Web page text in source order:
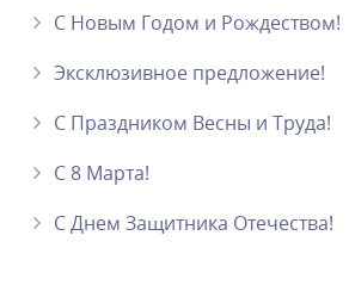
С Новым Годом и Рождеством!
Эксклюзивное предложение!
С Праздником Весны и Труда!
С 8 Марта!
C Днем Защитника Отечества!